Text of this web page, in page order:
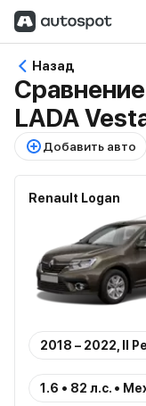
Назад
LADA
Добавить авто
Renault Logan